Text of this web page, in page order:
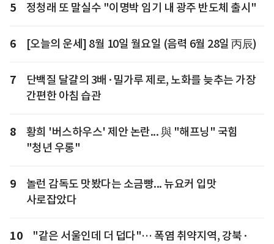
5 정청래 또 말실수 "이명박 임기 내 광주 반도체 출시"
6 [오늘의 운세] 8월 10일 월요일 (음력 6월 28일 丙辰)
7
단백질 달걀의 3배·밀가루 제로, 노화를 늦추는 가장
간편한 아침 습관
8
황희 '버스하우스' 제안 논란... 與 "해프닝" 국힘
"청년 우롱"
9
놀런 감독도 맛봤다는 소금빵... 뉴요커 입맛
사로잡았다
10
"같은 서울인데 더 덥다"… 폭염 취약지역, 강북·